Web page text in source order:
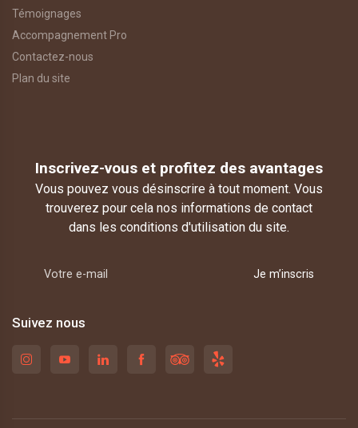
Témoignages
Accompagnement Pro
Contactez-nous
Plan du site
Inscrivez-vous et profitez des avantages
Vous pouvez vous désinscrire à tout moment. Vous
trouverez pour cela nos informations de contact
dans les conditions d'utilisation du site.
Je m’inscris
Suivez nous